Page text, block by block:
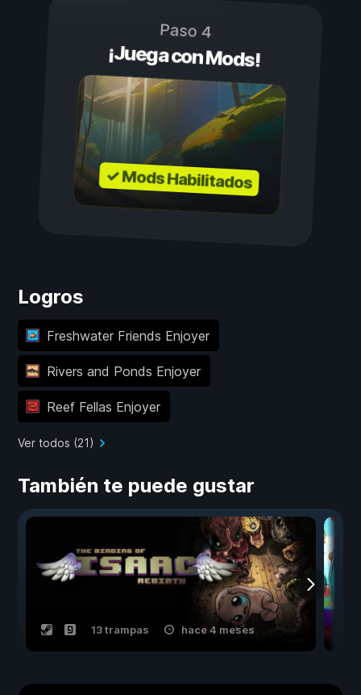
Paso 4
¡Juega con Mods!
✓ Mods Habilitados
Logros
Freshwater Friends Enjoyer
Rivers and Ponds Enjoyer
Reef Fellas Enjoyer
Ver todos (21)
También te puede gustar
13 trampas hace 4 meses